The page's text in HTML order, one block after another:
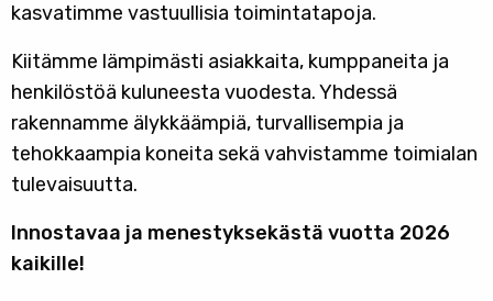
kasvatimme vastuullisia toimintatapoja.
Kiitämme lämpimästi asiakkaita, kumppaneita ja
henkilöstöä kuluneesta vuodesta. Yhdessä
rakennamme älykkäämpiä, turvallisempia ja
tehokkaampia koneita sekä vahvistamme toimialan
tulevaisuutta.
Innostavaa ja menestyksekästä vuotta 2026
kaikille!